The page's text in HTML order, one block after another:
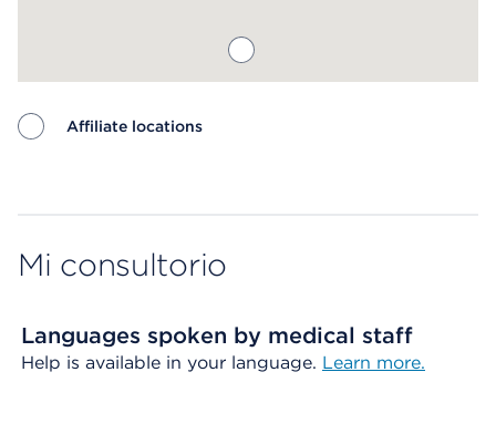
Affiliate locations
Mi consultorio
Languages spoken by medical staff
Help is available in your language. Learn more.